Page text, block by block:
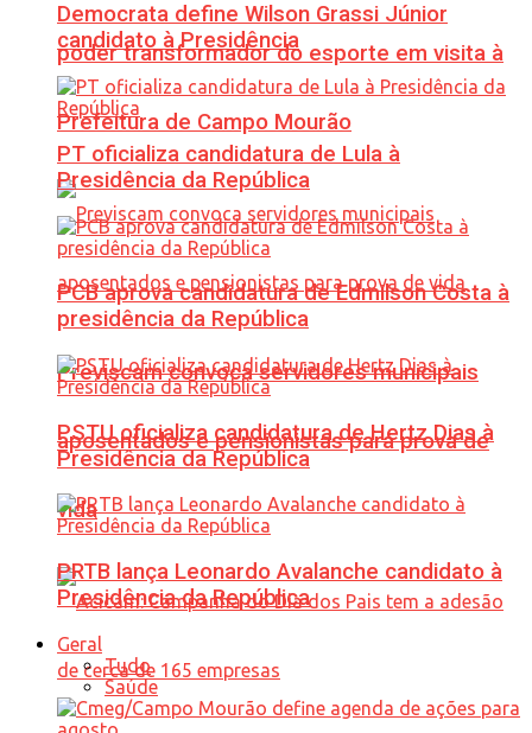
poder transformador do esporte em visita à
Prefeitura de Campo Mourão
Previscam convoca servidores municipais
aposentados e pensionistas para prova de
vida
Democrata define Wilson Grassi Júnior
candidato à Presidência
PT oficializa candidatura de Lula à
Presidência da República
PCB aprova candidatura de Edmilson Costa à
presidência da República
PSTU oficializa candidatura de Hertz Dias à
Presidência da República
PRTB lança Leonardo Avalanche candidato à
Presidência da República
Geral
Tudo
Saúde